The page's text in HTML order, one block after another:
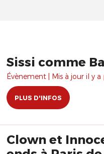
Sissi comme
Évènement | Mis à jour il y a
PLUS D'INFOS
Clown et Innocence :